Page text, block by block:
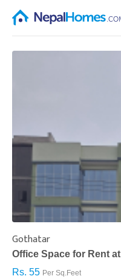
Gothatar
Office Space for Rent
Rs. 55 Per Sq.Feet